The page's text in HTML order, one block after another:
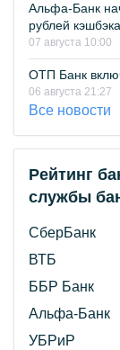
Альфа-Банк
рублей
07 августа 10:00
ОТП Банк
06 августа 21:27
Все новости
Рейтинг
службы
СберБанк
ВТБ
ББР Банк
Альфа-Банк
УБРиР